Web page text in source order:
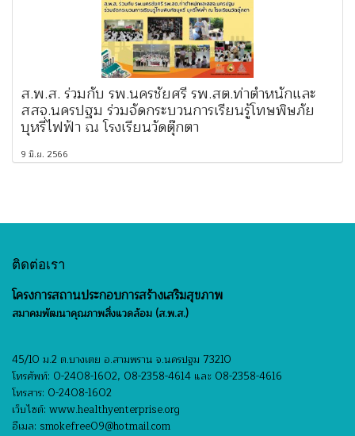
ส.พ.ส. ร่วมกับ รพ.นครชัยศรี รพ.สต.ท่าตำหนักและ
สสจ.นครปฐม ร่วมจัดกระบวนการเรียนรู้โทษพิษภัย
บุหรี่ไฟฟ้า ณ โรงเรียนวัดตุ๊กตา
9 มิ.ย. 2566
ติดต่อเรา
โครงการสถานประกอบการสร้างเสริมสุขภาพ
สมาคมพัฒนาคุณภาพสิ่งแวดล้อม (ส.พ.ส.)
45/10 ม.2 ต.บางเตย อ.สามพราน จ.นครปฐม 73210
โทรศัพท์: 0-2408-1602, 08-2358-4614 และ 08-2358-4616
โทรสาร: 0-2408-1602
เว็บไซต์: www.healthyenterprise.org
อีเมล: smokefree09@hotmail.com